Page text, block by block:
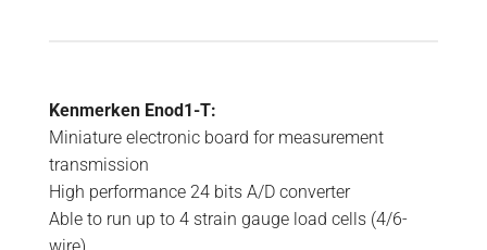
Kenmerken Enod1-T:
Miniature electronic board for measurement
transmission
High performance 24 bits A/D converter
Able to run up to 4 strain gauge load cells (4/6-